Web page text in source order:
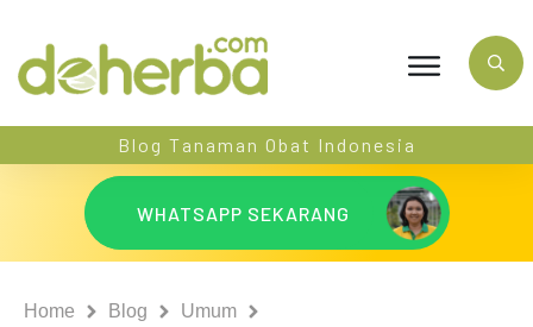
Blog Tanaman Obat Indonesia
WHATSAPP SEKARANG
Home Blog
Umum